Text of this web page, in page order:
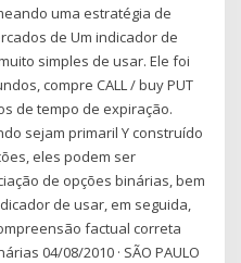
uma estratégia de
de Um indicador de
simples de usar. Ele foi
compre CALL / buy PUT
de tempo de expiração.
sejam primaril Y construído
eles podem ser
de opções binárias, bem
de usar, em seguida,
factual correta
04/08/2010 · SÃO PAULO